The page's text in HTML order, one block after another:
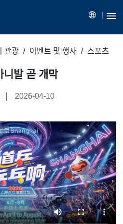
관광 이벤트 및 행사 스포츠
발 곧 개막
| 2026-04-10